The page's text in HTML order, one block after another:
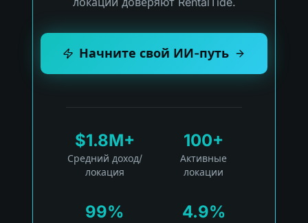
Начните свой ИИ-путь
$1.8M+
Средний доход/
локация
100+
Активные
локации
99% 4.9%